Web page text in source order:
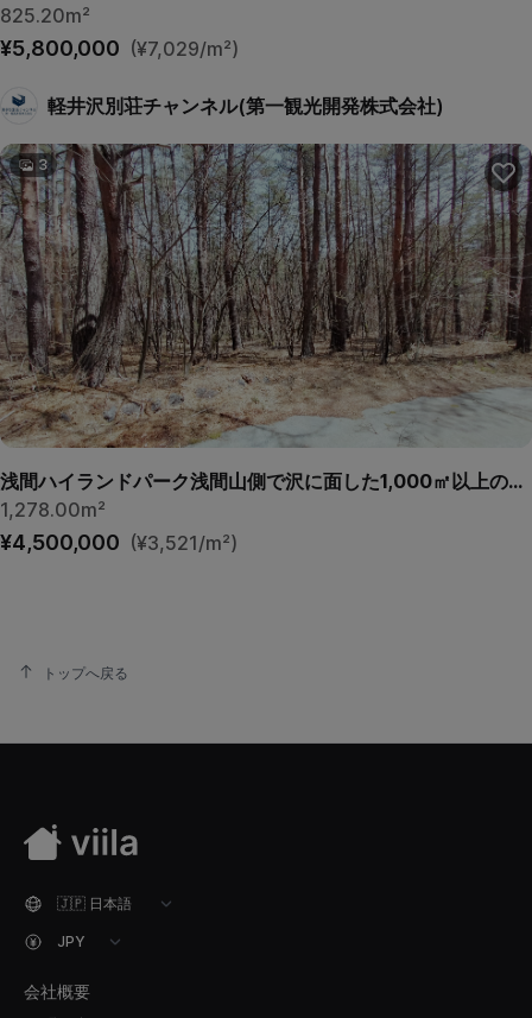
825.20m²
¥5,800,000 (¥7,029/m²)
軽井沢別荘チャンネル(第一観光開発株式会社)
3
浅間ハイランドパーク浅間山側で沢に面した1,000㎡以上の広々土地
1,278.00m²
¥4,500,000 (¥3,521/m²)
トップへ戻る
会社概要